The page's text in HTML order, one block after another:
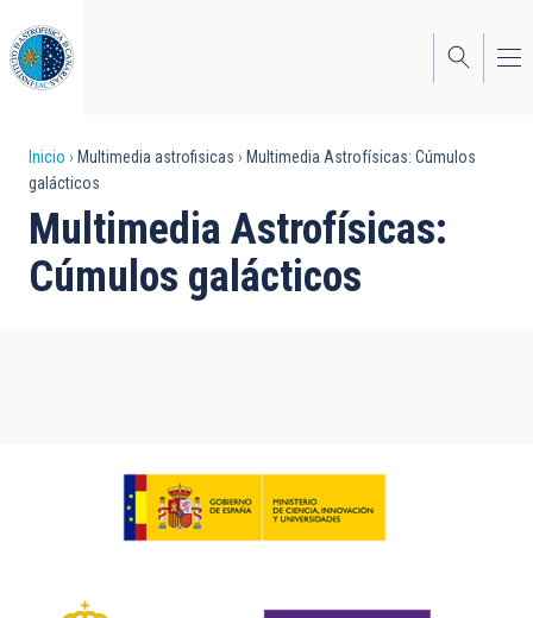
al
contenido
principal
Sobrescribir
enlaces
de
ayuda
Inicio Multimedia astrofisicas
Multimedia Astrofísicas: Cúmulos
galácticos
Multimedia Astrofísicas:
Cúmulos galácticos